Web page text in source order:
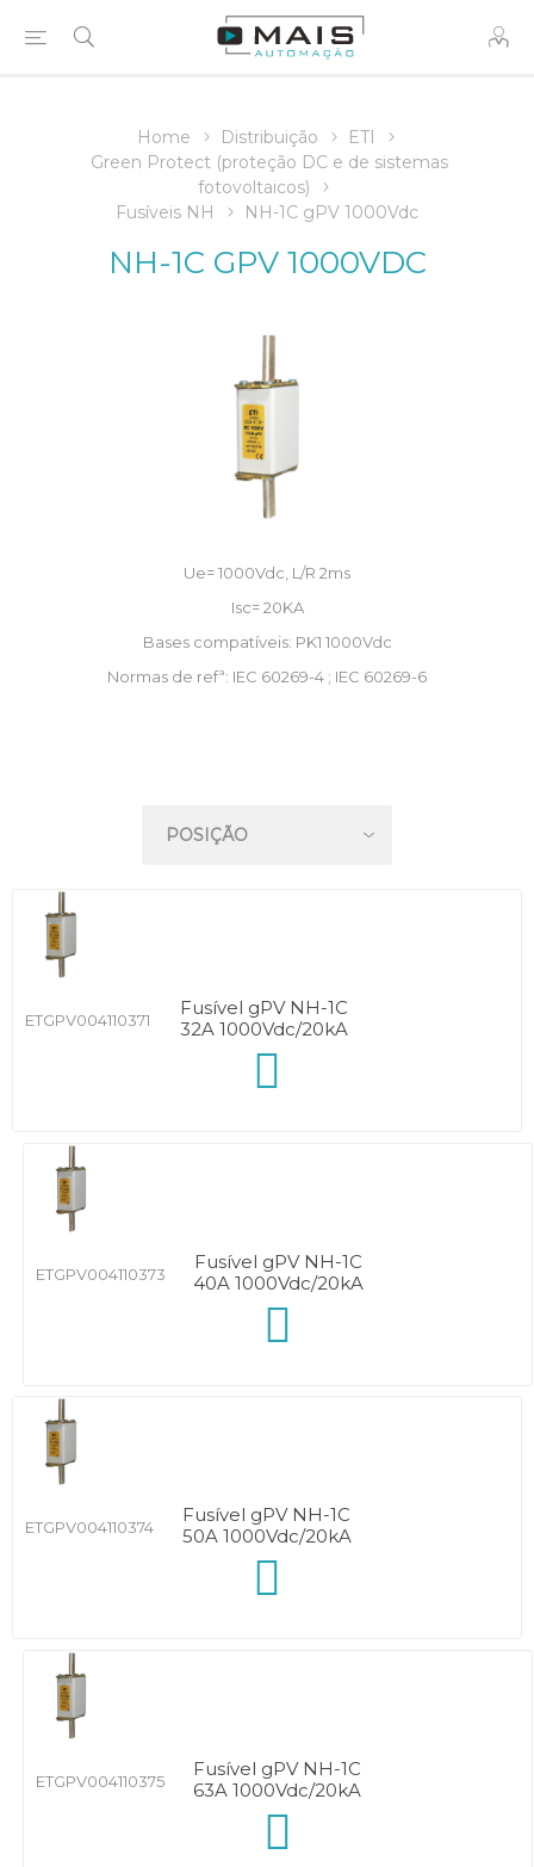
Home Distribuição
ETI
Green Protect (proteção DC e de sistemas
fotovoltaicos)
Fusíveis NH
NH-1C gPV 1000Vdc
NH-1C GPV 1000VDC
Ue= 1000Vdc, L/R 2ms
Isc= 20KA
Bases compatíveis: PK1 1000Vdc
Normas de refª: IEC 60269-4 ; IEC 60269-6
ETGPV004110371
Fusível gPV NH-1C
32A 1000Vdc/20kA
ETGPV004110373
Fusível gPV NH-1C
40A 1000Vdc/20kA
ETGPV004110374
Fusível gPV NH-1C
50A 1000Vdc/20kA
ETGPV004110375
Fusível gPV NH-1C
63A 1000Vdc/20kA